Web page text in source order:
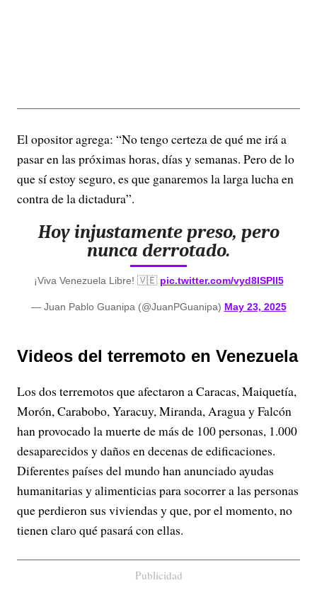
El opositor agrega: “No tengo certeza de qué me irá a
pasar en las próximas horas, días y semanas. Pero de lo
que sí estoy seguro, es que ganaremos la larga lucha en
contra de la dictadura”.
Hoy injustamente preso, pero
nunca derrotado.
¡Viva Venezuela Libre! 🇻🇪 pic.twitter.com/vyd8ISPII5
— Juan Pablo Guanipa (@JuanPGuanipa) May 23, 2025
Videos del terremoto en Venezuela
Los dos terremotos que afectaron a Caracas, Maiquetía,
Morón, Carabobo, Yaracuy, Miranda, Aragua y Falcón
han provocado la muerte de más de 100 personas, 1.000
desaparecidos y daños en decenas de edificaciones.
Diferentes países del mundo han anunciado ayudas
humanitarias y alimenticias para socorrer a las personas
que perdieron sus viviendas y que, por el momento, no
tienen claro qué pasará con ellas.
Publicidad